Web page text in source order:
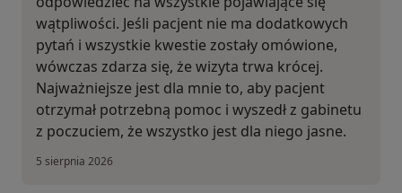
wątpliwości. Jeśli pacjent nie ma dodatkowych
pytań i wszystkie kwestie zostały omówione,
wówczas zdarza się, że wizyta trwa krócej.
Najważniejsze jest dla mnie to, aby pacjent
otrzymał potrzebną pomoc i wyszedł z gabinetu
z poczuciem, że wszystko jest dla niego jasne.
5 sierpnia 2026